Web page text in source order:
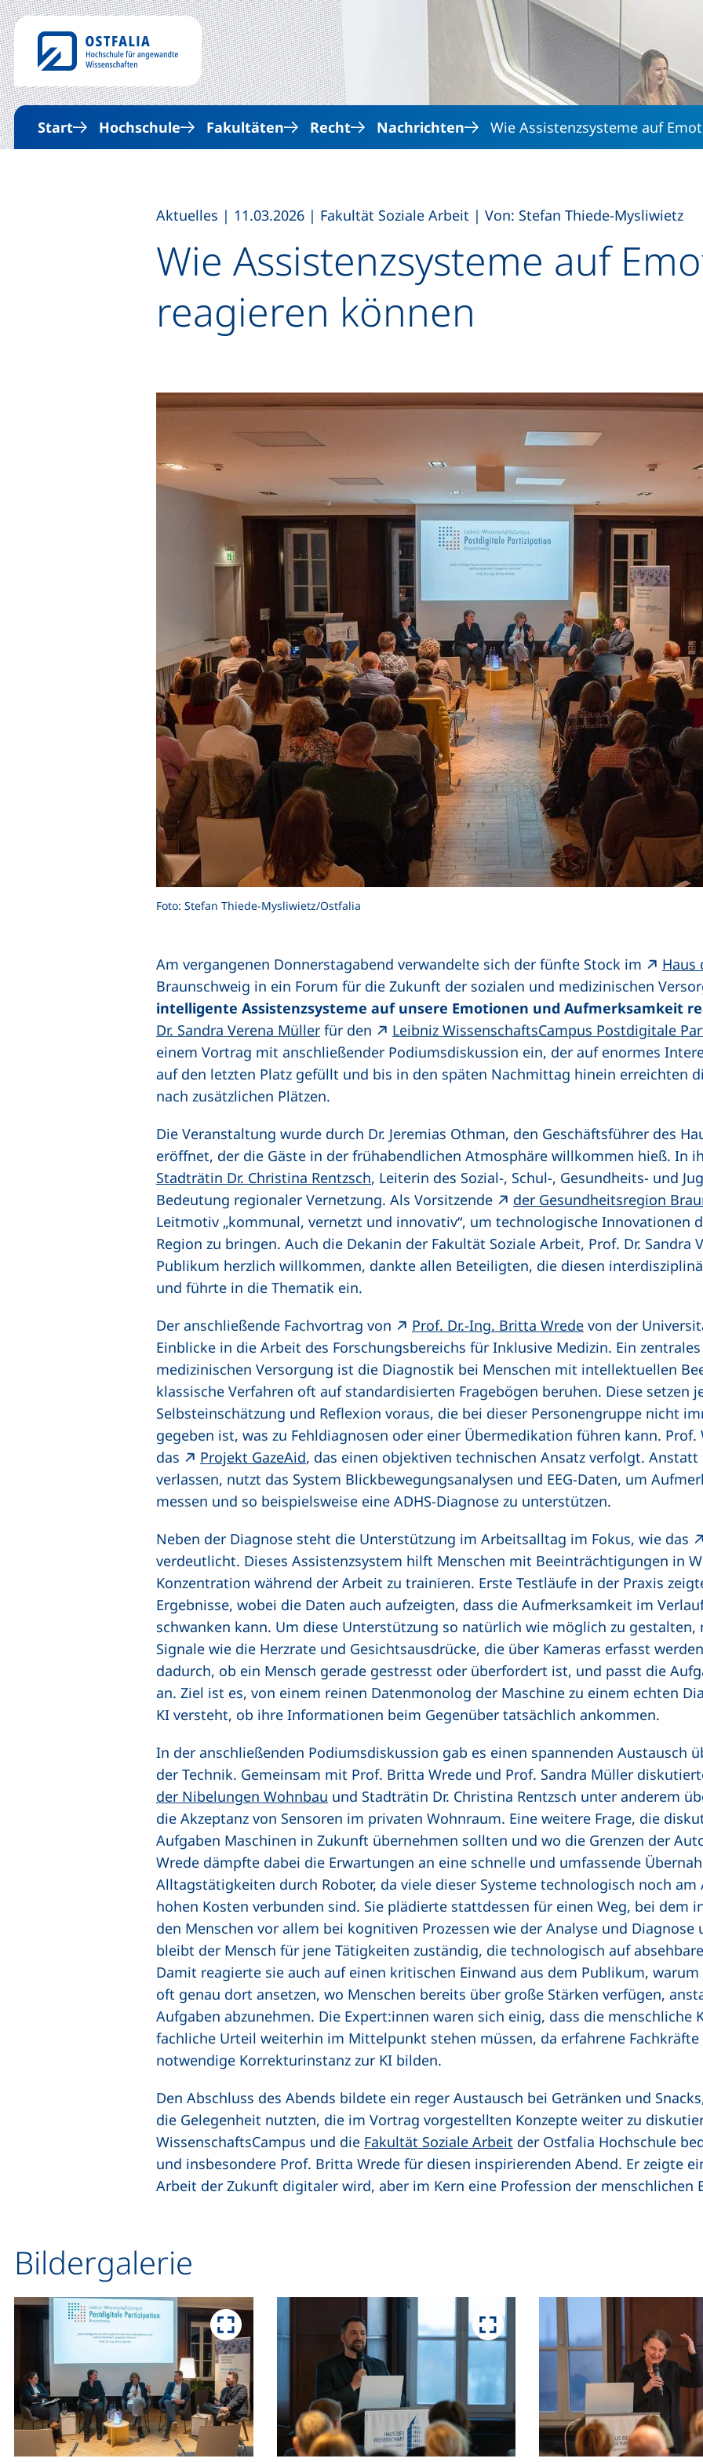
Direkt zum Inhalt
Start Hochschule Fakultäten Recht Nachrichten Wie Assistenzsysteme auf
Wie Assistenzsysteme auf
reagieren können
Aktuelles | 11.03.2026 | Fakultät Soziale Arbeit | Von: Stefan Thiede-Mysliwietz
Foto: Stefan Thiede-Mysliwietz/Ostfalia
Am vergangenen Donnerstagabend verwandelte sich der fünfte Stock im Haus
Braunschweig in ein Forum für die Zukunft der sozialen und medizinischen
intelligente Assistenzsysteme auf unsere Emotionen und Aufmerksamkeit
Dr. Sandra Verena Müller für den Leibniz WissenschaftsCampus Postdigitale
einem Vortrag mit anschließender Podiumsdiskussion ein, der auf enormes
auf den letzten Platz gefüllt und bis in den späten Nachmittag hinein erreichten
nach zusätzlichen Plätzen.
Die Veranstaltung wurde durch Dr. Jeremias Othman, den Geschäftsführer des
eröffnet, der die Gäste in der frühabendlichen Atmosphäre willkommen hieß. In
Stadträtin Dr. Christina Rentzsch(externer Link, öffnet neues Fenster)
, Leiterin des Sozial-, Schul-, Gesundheits- und
Bedeutung regionaler Vernetzung. Als Vorsitzende
der Gesundheitsregion
Leitmotiv „kommunal, vernetzt und innovativ“, um technologische Innovationen
Region zu bringen. Auch die Dekanin der Fakultät Soziale Arbeit, Prof. Dr. Sandra
Publikum herzlich willkommen, dankte allen Beteiligten, die diesen
und führte in die Thematik ein.
Der anschließende Fachvortrag von
Prof. Dr.-Ing. Britta Wrede(externer Link,
von der
Einblicke in die Arbeit des Forschungsbereichs für Inklusive Medizin. Ein
medizinischen Versorgung ist die Diagnostik bei Menschen mit intellektuellen
klassische Verfahren oft auf standardisierten Fragebögen beruhen. Diese setzen
Selbsteinschätzung und Reflexion voraus, die bei dieser Personengruppe nicht
gegeben ist, was zu Fehldiagnosen oder einer Übermedikation führen kann.
das
Projekt GazeAid(externer Link, öffnet neues Fenster)
, das einen objektiven technischen Ansatz verfolgt. Anstatt
verlassen, nutzt das System Blickbewegungsanalysen und EEG-Daten, um
messen und so beispielsweise eine ADHS-Diagnose zu unterstützen.
Neben der Diagnose steht die Unterstützung im Arbeitsalltag im Fokus, wie das
verdeutlicht. Dieses Assistenzsystem hilft Menschen mit Beeinträchtigungen in
Konzentration während der Arbeit zu trainieren. Erste Testläufe in der Praxis
Ergebnisse, wobei die Daten auch aufzeigten, dass die Aufmerksamkeit im
schwanken kann. Um diese Unterstützung so natürlich wie möglich zu gestalten,
Signale wie die Herzrate und Gesichtsausdrücke, die über Kameras erfasst
dadurch, ob ein Mensch gerade gestresst oder überfordert ist, und passt die
an. Ziel ist es, von einem reinen Datenmonolog der Maschine zu einem echten
KI versteht, ob ihre Informationen beim Gegenüber tatsächlich ankommen.
In der anschließenden Podiumsdiskussion gab es einen spannenden Austausch
der Technik. Gemeinsam mit Prof. Britta Wrede und Prof. Sandra Müller
der Nibelungen Wohnbau (externer Link, öffnet neues Fenster)
und Stadträtin Dr. Christina Rentzsch unter anderem
die Akzeptanz von Sensoren im privaten Wohnraum. Eine weitere Frage, die
Aufgaben Maschinen in Zukunft übernehmen sollten und wo die Grenzen der
Wrede dämpfte dabei die Erwartungen an eine schnelle und umfassende
Alltagstätigkeiten durch Roboter, da viele dieser Systeme technologisch noch
hohen Kosten verbunden sind. Sie plädierte stattdessen für einen Weg, bei dem
den Menschen vor allem bei kognitiven Prozessen wie der Analyse und
bleibt der Mensch für jene Tätigkeiten zuständig, die technologisch auf
Damit reagierte sie auch auf einen kritischen Einwand aus dem Publikum,
oft genau dort ansetzen, wo Menschen bereits über große Stärken verfügen,
Aufgaben abzunehmen. Die Expert:innen waren sich einig, dass die menschliche
fachliche Urteil weiterhin im Mittelpunkt stehen müssen, da erfahrene
notwendige Korrekturinstanz zur KI bilden.
Den Abschluss des Abends bildete ein reger Austausch bei Getränken und
die Gelegenheit nutzten, die im Vortrag vorgestellten Konzepte weiter zu
WissenschaftsCampus und die Fakultät Soziale Arbeit der Ostfalia Hochschule
und insbesondere Prof. Britta Wrede für diesen inspirierenden Abend. Er zeigte
Arbeit der Zukunft digitaler wird, aber im Kern eine Profession der menschlichen
Bildergalerie